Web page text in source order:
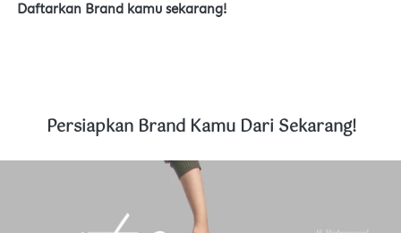
Daftarkan Brand kamu sekarang!
Persiapkan Brand Kamu Dari Sekarang!